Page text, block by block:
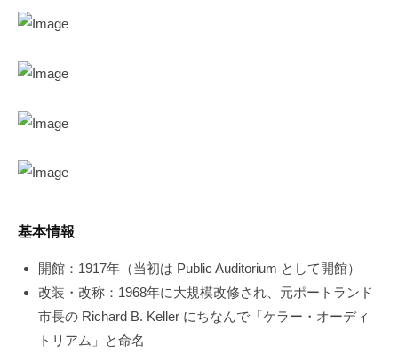
基本情報
開館：1917年（当初は Public Auditorium として開館）
改装・改称：1968年に大規模改修され、元ポートランド
市長の Richard B. Keller にちなんで「ケラー・オーディ
トリアム」と命名